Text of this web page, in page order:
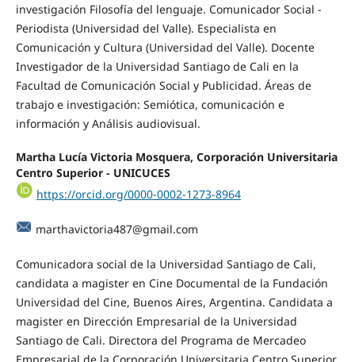
investigación Filosofía del lenguaje. Comunicador Social -
Periodista (Universidad del Valle). Especialista en
Comunicación y Cultura (Universidad del Valle). Docente
Investigador de la Universidad Santiago de Cali en la
Facultad de Comunicación Social y Publicidad. Áreas de
trabajo e investigación: Semiótica, comunicación e
información y Análisis audiovisual.
Martha Lucía Victoria Mosquera, Corporación Universitaria
Centro Superior - UNICUCES
https://orcid.org/0000-0002-1273-8964
marthavictoria487@gmail.com
Comunicadora social de la Universidad Santiago de Cali,
candidata a magister en Cine Documental de la Fundación
Universidad del Cine, Buenos Aires, Argentina. Candidata a
magister en Dirección Empresarial de la Universidad
Santiago de Cali. Directora del Programa de Mercadeo